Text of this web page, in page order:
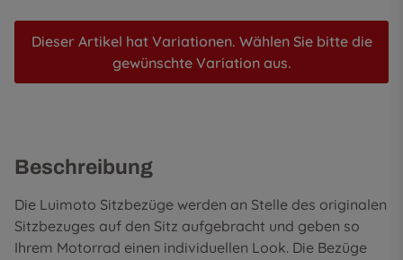
Dieser Artikel hat Variationen. Wählen Sie bitte die
gewünschte Variation aus.
Beschreibung
Die Luimoto Sitzbezüge werden an Stelle des originalen
Sitzbezuges auf den Sitz aufgebracht und geben so
Ihrem Motorrad einen individuellen Look. Die Bezüge